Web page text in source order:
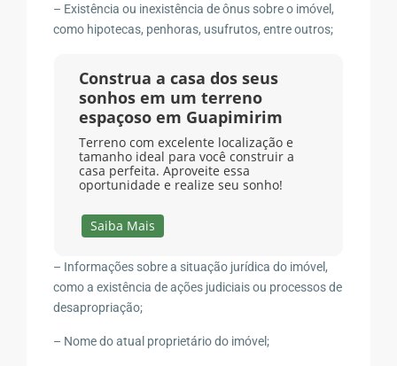
– Existência ou inexistência de ônus sobre o imóvel,
como hipotecas, penhoras, usufrutos, entre outros;
Construa a casa dos seus
sonhos em um terreno
espaçoso em Guapimirim
Terreno com excelente localização e
tamanho ideal para você construir a
casa perfeita. Aproveite essa
oportunidade e realize seu sonho!
Saiba Mais
– Informações sobre a situação jurídica do imóvel,
como a existência de ações judiciais ou processos de
desapropriação;
– Nome do atual proprietário do imóvel;